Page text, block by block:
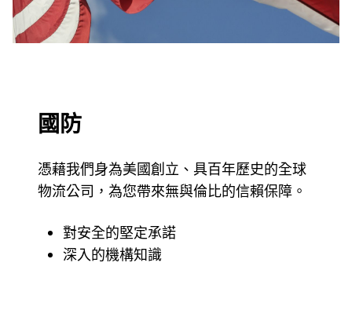
國防
憑藉我們身為美國創立、具百年歷史的全球
物流公司，為您帶來無與倫比的信賴保障。
對安全的堅定承諾
深入的機構知識